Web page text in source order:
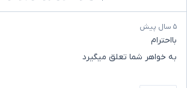
۵ سال پیش
بااحترام
به خواهر شما تعلق میگیرد